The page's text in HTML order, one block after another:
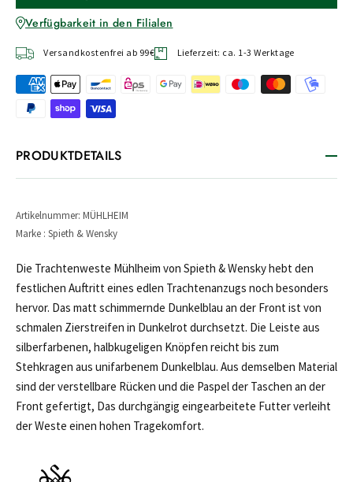
Verfügbarkeit in den Filialen
Versandkostenfrei ab 99€ Lieferzeit: ca. 1-3 Werktage
PRODUKTDETAILS
Artikelnummer: MÜHLHEIM
Marke : Spieth & Wensky
Die Trachtenweste Mühlheim von Spieth & Wensky hebt den
festlichen Auftritt eines edlen Trachtenanzugs noch besonders
hervor. Das matt schimmernde Dunkelblau an der Front ist von
schmalen Zierstreifen in Dunkelrot durchsetzt. Die Leiste aus
silberfarbenen, halbkugeligen Knöpfen reicht bis zum
Stehkragen aus unifarbenem Dunkelblau. Aus demselben Material
sind der verstellbare Rücken und die Paspel der Taschen an der
Front gefertigt, Das durchgängig eingearbeitete Futter verleiht
der Weste einen hohen Tragekomfort.